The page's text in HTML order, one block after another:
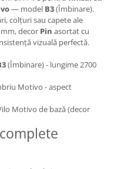
— model B3(Îmbinare).
colțuri sau capete ale
decor Pin asortat cu
vizuală perfectă.
(Îmbinare) - lungime 2700
Motivo - aspect
Motivo de bază (decor